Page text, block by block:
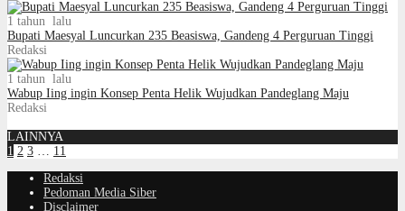
1 tahun lalu
Bupati Maesyal Luncurkan 235 Beasiswa, Gandeng 4 Perguruan Tinggi
Redaksi
1 tahun lalu
Wabup Iing ingin Konsep Penta Helik Wujudkan Pandeglang Maju
Redaksi
LAINNYA
1 2 3
11
Redaksi
Pedoman Media Siber
Disclaimer